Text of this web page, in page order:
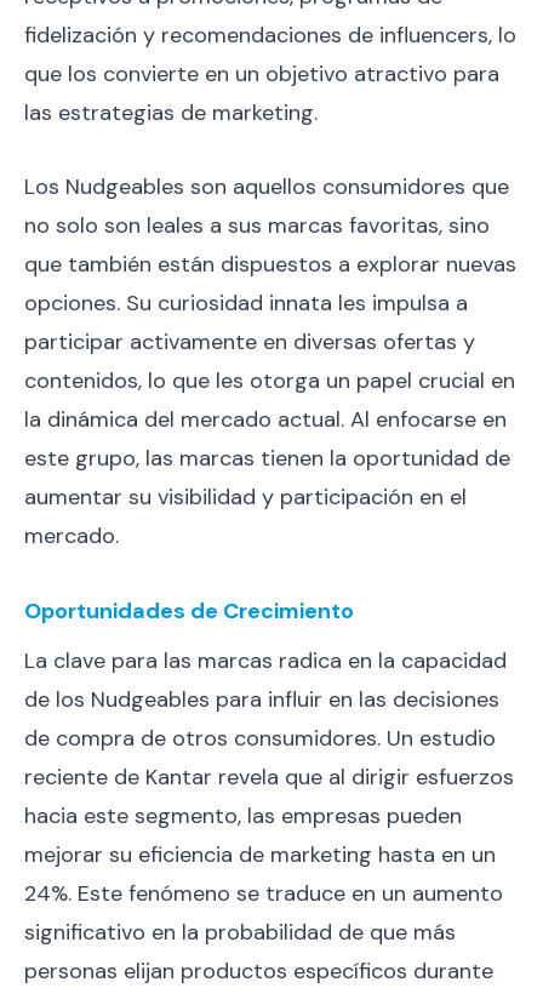
fidelización y recomendaciones de influencers, lo
que los convierte en un objetivo atractivo para
las estrategias de marketing.
Los Nudgeables son aquellos consumidores que
no solo son leales a sus marcas favoritas, sino
que también están dispuestos a explorar nuevas
opciones. Su curiosidad innata les impulsa a
participar activamente en diversas ofertas y
contenidos, lo que les otorga un papel crucial en
la dinámica del mercado actual. Al enfocarse en
este grupo, las marcas tienen la oportunidad de
aumentar su visibilidad y participación en el
mercado.
Oportunidades de Crecimiento
La clave para las marcas radica en la capacidad
de los Nudgeables para influir en las decisiones
de compra de otros consumidores. Un estudio
reciente de Kantar revela que al dirigir esfuerzos
hacia este segmento, las empresas pueden
mejorar su eficiencia de marketing hasta en un
24%. Este fenómeno se traduce en un aumento
significativo en la probabilidad de que más
personas elijan productos específicos durante